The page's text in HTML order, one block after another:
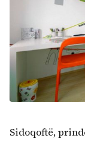
Kërko:
Sidoqoftë,